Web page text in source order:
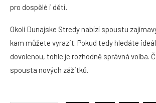
pro dospělé i děti.
Okolí Dunajske Stredy nabízí spoustu
kam můžete vyrazit. Pokud tedy hledáte
dovolenou, tohle je rozhodně správná volba.
spousta nových zážitků.